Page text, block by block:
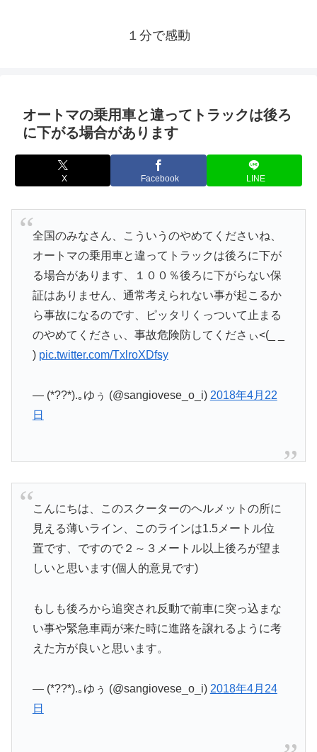
１分で感動
オートマの乗用車と違ってトラックは後ろ
に下がる場合があります
X Facebook LINE
全国のみなさん、こういうのやめてくださいね、
オートマの乗用車と違ってトラックは後ろに下が
る場合があります、１００％後ろに下がらない保
証はありません、通常考えられない事が起こるか
ら事故になるのです、ピッタリくっついて止まる
のやめてくださぃ、事故危険防してくださぃ<(_ _
) pic.twitter.com/TxlroXDfsy
— (*??*).｡ゆぅ (@sangiovese_o_i) 2018年4月22
日
こんにちは、このスクーターのヘルメットの所に
見える薄いライン、このラインは1.5メートル位
置です、ですので２～３メートル以上後ろが望ま
しいと思います(個人的意見です)
もしも後ろから追突され反動で前車に突っ込まな
い事や緊急車両が来た時に進路を譲れるように考
えた方が良いと思います。
— (*??*).｡ゆぅ (@sangiovese_o_i) 2018年4月24
日